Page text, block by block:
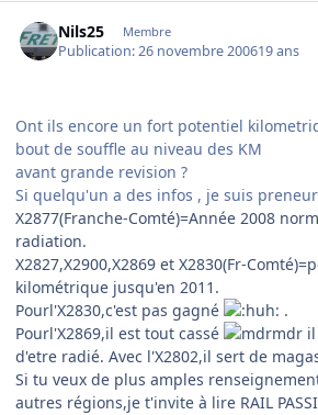
Nils25 Membre
Publication:26 novembre 200619 ans
Ont ils encore un fort potentiel
bout de souffle au niveau des KM
avant grande revision ?
Si quelqu'un a des infos , je suis preneur
X2877(Franche-Comté)=Année 2008
radiation.
X2827,X2900,X2869 et X2830(Fr-
kilométrique jusqu'en 2011.
Pourl'X2830,c'est pas gagné
.
Pourl'X2869,il est tout cassé
d'etre radié. Avec l'X2802,il sert de
Si tu veux de plus amples
autres régions,je t'invite à lire RAIL